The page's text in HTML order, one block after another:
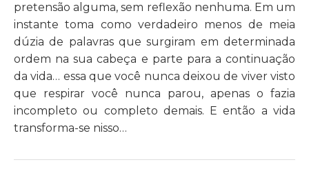
pretensão alguma, sem reflexão nenhuma. Em um
instante toma como verdadeiro menos de meia
dúzia de palavras que surgiram em determinada
ordem na sua cabeça e parte para a continuação
da vida… essa que você nunca deixou de viver visto
que respirar você nunca parou, apenas o fazia
incompleto ou completo demais. E então a vida
transforma-se nisso…